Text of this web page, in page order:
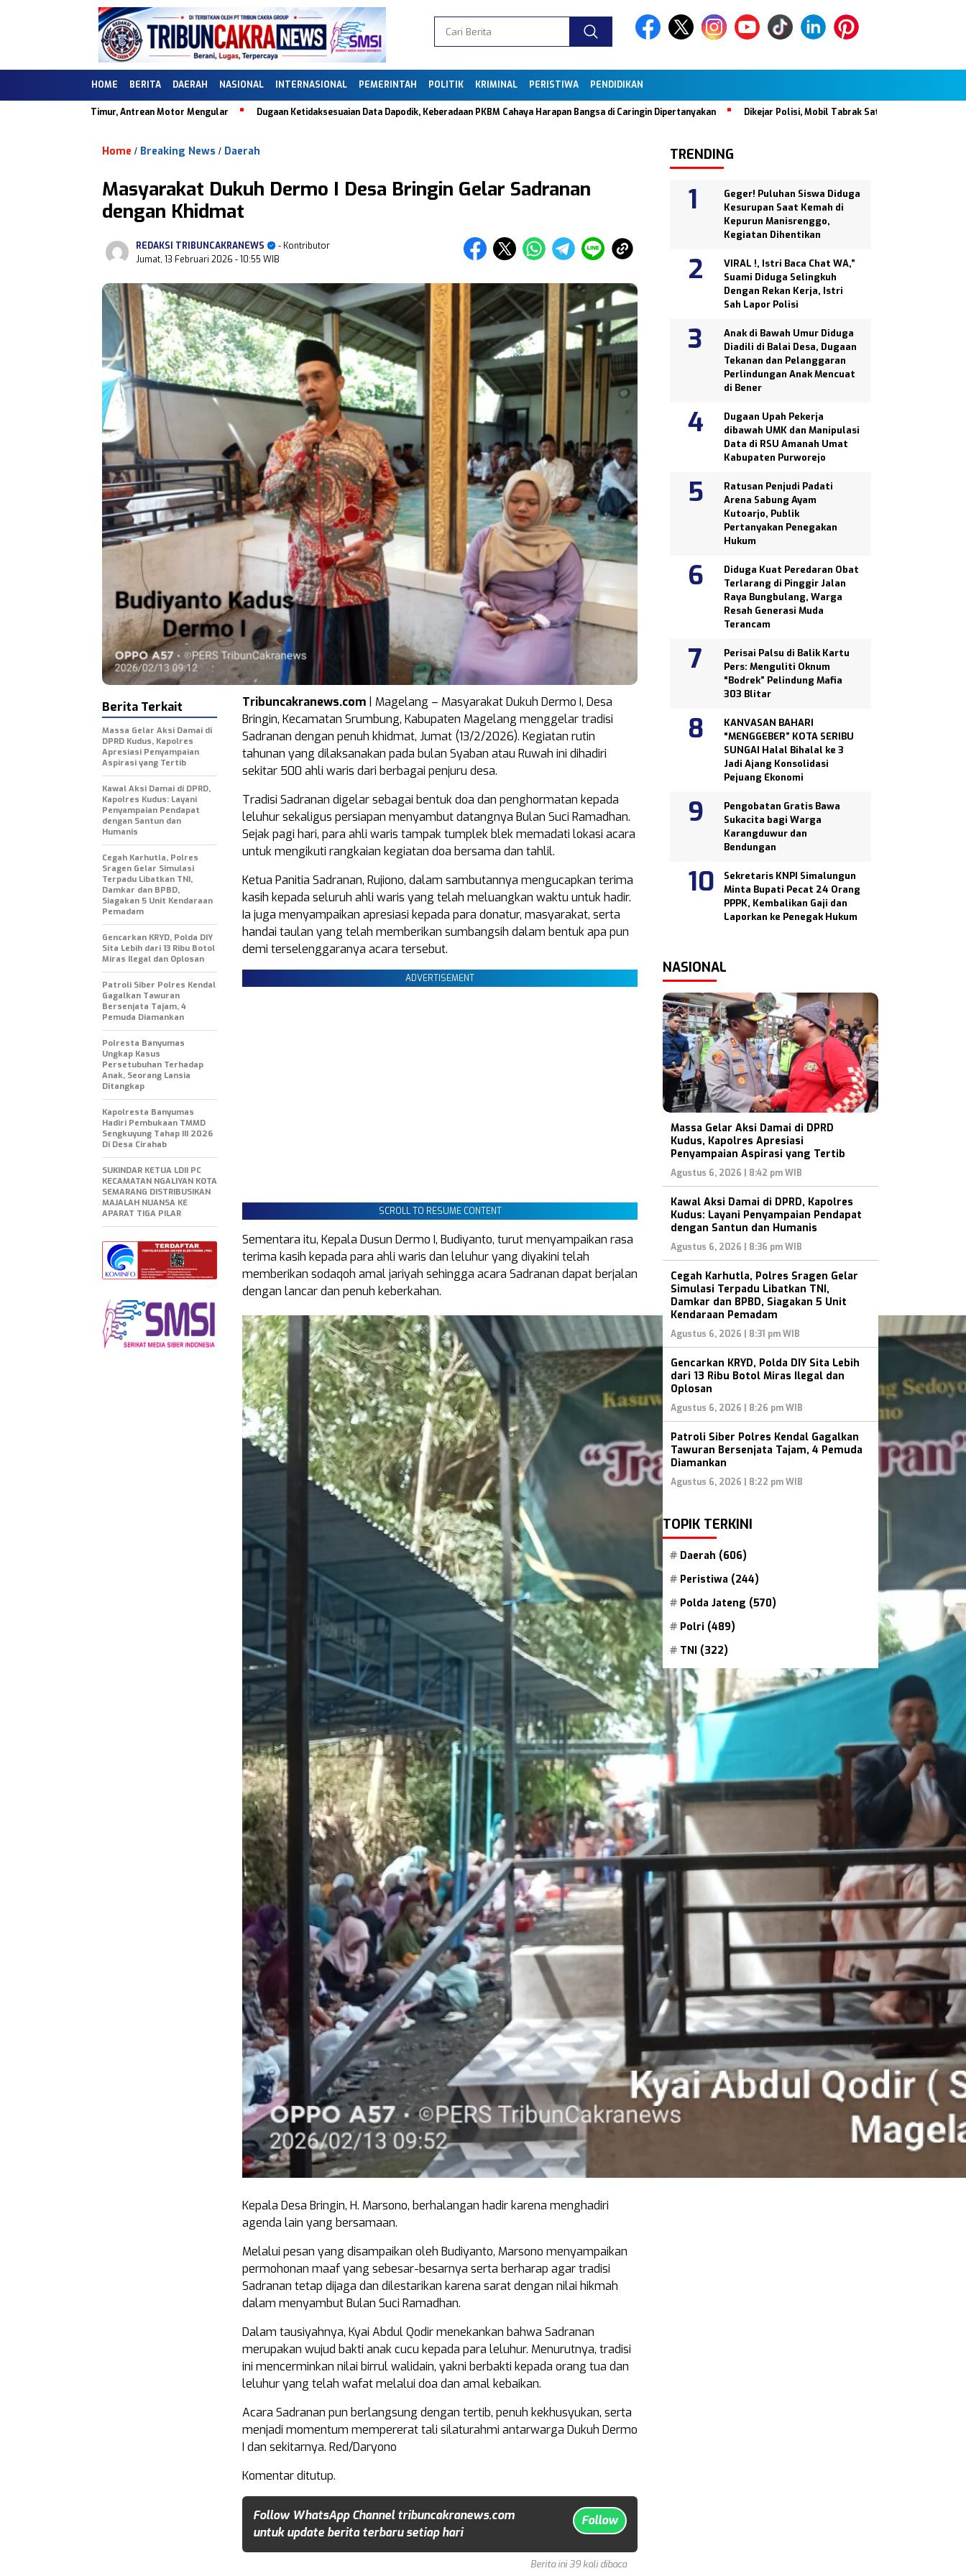
HOME BERITA DAERAH NASIONAL INTERNASIONAL PEMERINTAH POLITIK KRIMINAL PERISTIWA PENDIDIKAN
Timur, Antrean Motor Mengular Dugaan Ketidaksesuaian Data Dapodik, Keberadaan PKBM Cahaya Harapan Bangsa di Caringin Dipertanyakan Dikejar Polisi, Mobil Tabrak Satu Keluarga di Halte Busway Pasar
Home / Breaking News / Daerah
Masyarakat Dukuh Dermo I Desa Bringin Gelar Sadranan
dengan Khidmat
REDAKSI TRIBUNCAKRANEWS
- Kontributor
Jumat, 13 Februari 2026 - 10:55 WIB
Tribuncakranews.com | Magelang – Masyarakat Dukuh Dermo I, Desa
Bringin, Kecamatan Srumbung, Kabupaten Magelang menggelar tradisi
Sadranan dengan penuh khidmat, Jumat (13/2/2026). Kegiatan rutin
tahunan yang dilaksanakan pada bulan Syaban atau Ruwah ini dihadiri
sekitar 500 ahli waris dari berbagai penjuru desa.
Tradisi Sadranan digelar sebagai bentuk doa dan penghormatan kepada
leluhur sekaligus persiapan menyambut datangnya Bulan Suci Ramadhan.
Sejak pagi hari, para ahli waris tampak tumplek blek memadati lokasi acara
untuk mengikuti rangkaian kegiatan doa bersama dan tahlil.
Ketua Panitia Sadranan, Rujiono, dalam sambutannya mengucapkan terima
kasih kepada seluruh ahli waris yang telah meluangkan waktu untuk hadir.
Ia juga menyampaikan apresiasi kepada para donatur, masyarakat, serta
handai taulan yang telah memberikan sumbangsih dalam bentuk apa pun
demi terselenggaranya acara tersebut.
ADVERTISEMENT
SCROLL TO RESUME CONTENT
Sementara itu, Kepala Dusun Dermo I, Budiyanto, turut menyampaikan rasa
terima kasih kepada para ahli waris dan leluhur yang diyakini telah
memberikan sodaqoh amal jariyah sehingga acara Sadranan dapat berjalan
dengan lancar dan penuh keberkahan.
Kepala Desa Bringin, H. Marsono, berhalangan hadir karena menghadiri
agenda lain yang bersamaan.
Melalui pesan yang disampaikan oleh Budiyanto, Marsono menyampaikan
permohonan maaf yang sebesar-besarnya serta berharap agar tradisi
Sadranan tetap dijaga dan dilestarikan karena sarat dengan nilai hikmah
dalam menyambut Bulan Suci Ramadhan.
Dalam tausiyahnya, Kyai Abdul Qodir menekankan bahwa Sadranan
merupakan wujud bakti anak cucu kepada para leluhur. Menurutnya, tradisi
ini mencerminkan nilai birrul walidain, yakni berbakti kepada orang tua dan
leluhur yang telah wafat melalui doa dan amal kebaikan.
Acara Sadranan pun berlangsung dengan tertib, penuh kekhusyukan, serta
menjadi momentum mempererat tali silaturahmi antarwarga Dukuh Dermo
I dan sekitarnya. Red/Daryono
Komentar ditutup.
Follow WhatsApp Channel tribuncakranews.com
untuk update berita terbaru setiap hari
Follow
Berita Terkait
Massa Gelar Aksi Damai di
DPRD Kudus, Kapolres
Apresiasi Penyampaian
Aspirasi yang Tertib
Kawal Aksi Damai di DPRD,
Kapolres Kudus: Layani
Penyampaian Pendapat
dengan Santun dan
Humanis
Cegah Karhutla, Polres
Sragen Gelar Simulasi
Terpadu Libatkan TNI,
Damkar dan BPBD,
Siagakan 5 Unit Kendaraan
Pemadam
Gencarkan KRYD, Polda DIY
Sita Lebih dari 13 Ribu Botol
Miras Ilegal dan Oplosan
Patroli Siber Polres Kendal
Gagalkan Tawuran
Bersenjata Tajam, 4
Pemuda Diamankan
Polresta Banyumas
Ungkap Kasus
Persetubuhan Terhadap
Anak, Seorang Lansia
Ditangkap
Kapolresta Banyumas
Hadiri Pembukaan TMMD
Sengkuyung Tahap III 2026
Di Desa Cirahab
SUKINDAR KETUA LDII PC
KECAMATAN NGALIYAN KOTA
SEMARANG DISTRIBUSIKAN
MAJALAH NUANSA KE
APARAT TIGA PILAR
Berita ini 39 kali dibaca
TRENDING
Geger! Puluhan Siswa Diduga
Kesurupan Saat Kemah di
Kepurun Manisrenggo,
Kegiatan Dihentikan
VIRAL !, Istri Baca Chat WA,”
Suami Diduga Selingkuh
Dengan Rekan Kerja, Istri
Sah Lapor Polisi
Anak di Bawah Umur Diduga
Diadili di Balai Desa, Dugaan
Tekanan dan Pelanggaran
Perlindungan Anak Mencuat
di Bener
Dugaan Upah Pekerja
dibawah UMK dan Manipulasi
Data di RSU Amanah Umat
Kabupaten Purworejo
Ratusan Penjudi Padati
Arena Sabung Ayam
Kutoarjo, Publik
Pertanyakan Penegakan
Hukum
Diduga Kuat Peredaran Obat
Terlarang di Pinggir Jalan
Raya Bungbulang, Warga
Resah Generasi Muda
Terancam
Perisai Palsu di Balik Kartu
Pers: Menguliti Oknum
“Bodrek” Pelindung Mafia
303 Blitar
KANVASAN BAHARI
“MENGGEBER” KOTA SERIBU
SUNGAI Halal Bihalal ke 3
Jadi Ajang Konsolidasi
Pejuang Ekonomi
Pengobatan Gratis Bawa
Sukacita bagi Warga
Karangduwur dan
Bendungan
Sekretaris KNPI Simalungun
Minta Bupati Pecat 24 Orang
PPPK, Kembalikan Gaji dan
Laporkan ke Penegak Hukum
NASIONAL
Massa Gelar Aksi Damai di DPRD
Kudus, Kapolres Apresiasi
Penyampaian Aspirasi yang Tertib
Agustus 6, 2026 | 8:42 pm WIB
Kawal Aksi Damai di DPRD, Kapolres
Kudus: Layani Penyampaian Pendapat
dengan Santun dan Humanis
Agustus 6, 2026 | 8:36 pm WIB
Cegah Karhutla, Polres Sragen Gelar
Simulasi Terpadu Libatkan TNI,
Damkar dan BPBD, Siagakan 5 Unit
Kendaraan Pemadam
Agustus 6, 2026 | 8:31 pm WIB
Gencarkan KRYD, Polda DIY Sita Lebih
dari 13 Ribu Botol Miras Ilegal dan
Oplosan
Agustus 6, 2026 | 8:26 pm WIB
Patroli Siber Polres Kendal Gagalkan
Tawuran Bersenjata Tajam, 4 Pemuda
Diamankan
Agustus 6, 2026 | 8:22 pm WIB
TOPIK TERKINI
Daerah (606)
Peristiwa (244)
Polda Jateng (570)
Polri (489)
TNI (322)